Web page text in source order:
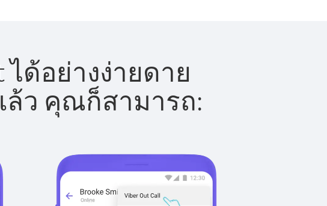
ด้อย่างง่ายดาย
ล้ว คุณก็สามารถ: